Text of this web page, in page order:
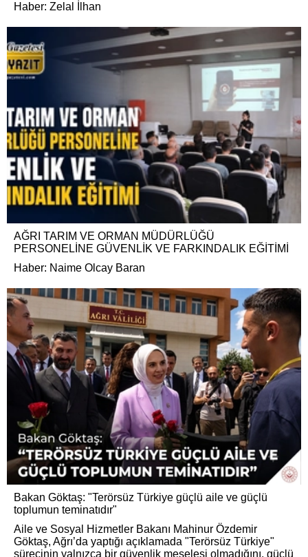
Haber: Zelal İlhan
AĞRI TARIM VE ORMAN MÜDÜRLÜĞÜ
PERSONELİNE GÜVENLİK VE FARKINDALIK EĞİTİMİ
Haber: Naime Olcay Baran
Bakan Göktaş: "Terörsüz Türkiye güçlü aile ve güçlü
toplumun teminatıdır"
Aile ve Sosyal Hizmetler Bakanı Mahinur Özdemir
Göktaş, Ağrı’da yaptığı açıklamada "Terörsüz Türkiye"
sürecinin yalnızca bir güvenlik meselesi olmadığını, güçlü